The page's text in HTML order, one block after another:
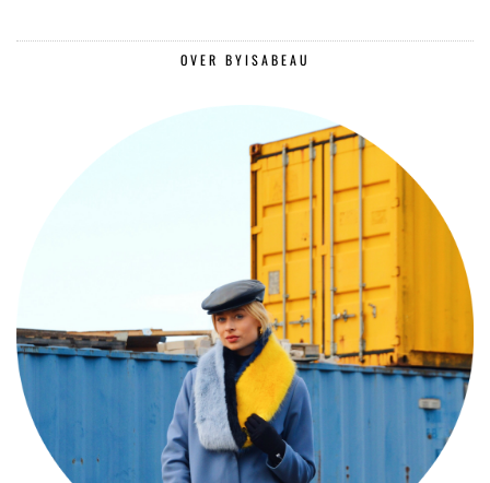
OVER BYISABEAU